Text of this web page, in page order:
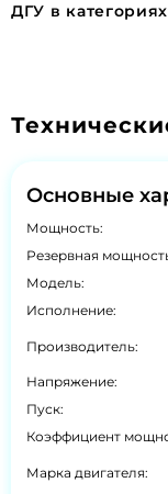
ДГУ в
Основные
Мощность:
Резервная
Модель:
Исполнение:
Производитель:
Напряжение:
Пуск:
Коэффициент
Марка двигателя: